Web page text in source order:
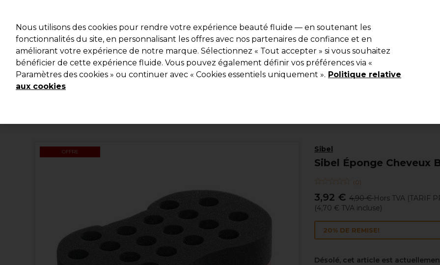
Rechercher
Marques Bons plans Coiffure Electro et Matériel Equipement de salon Beauté Hommes Les
Livraison et délais
Sibel
Sibel Éponge Cheveux
(0)
3,92 € 4,90 €Hors TVA (TARIF
(4,70 € TVA incluse)
OFFRE
20% DE REMISE!
Désolé, cet article est
Nous utilisons des cookies pour rendre votre expérience beauté fluide — en soutenant les
fonctionnalités du site, en personnalisant les offres avec nos partenaires de confiance et en
améliorant votre expérience de notre marque. Sélectionnez « Tout accepter » si vous souhaitez
bénéficier de cette expérience fluide. Vous pouvez également définir vos préférences via «
Paramètres des cookies » ou continuer avec « Cookies essentiels uniquement ». Politique relative
aux cookies